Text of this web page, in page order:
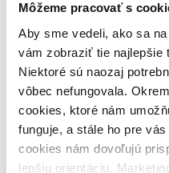
Môžeme pracovať s
Aby sme vedeli, ako sa
vám zobraziť tie najlepšie
Niektoré sú naozaj
vôbec nefungovala.
cookies, ktoré nám
funguje, a stále ho pre
cookies nám dovoľujú
lepšiu orientáciu.